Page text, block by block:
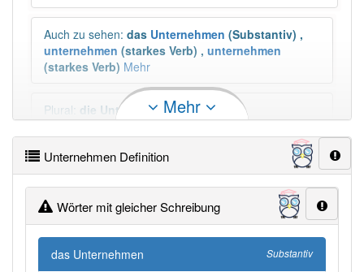
Auch zu sehen: das Unternehmen (Substantiv) ,
unternehmen (starkes Verb) , unternehmen
(starkes Verb) Mehr
Plural: die Unternehmen
Duden geprüft: Unternehmen Duden
Unternehmen Wiktionary
PowerIndex:8 841
Mehr
Unternehmen Definition
Wörter mit gleicher Schreibung
das Unternehmen Substantiv